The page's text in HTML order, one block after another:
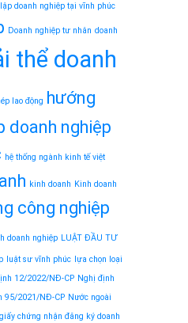
doanh nghiệp tại vĩnh phúc
Doanh nghiệp tư nhân doanh
thể doanh
lao động
hướng
doanh nghiệp
hệ thống ngành kinh tế việt
kinh doanh Kinh doanh
công nghiệp
doanh nghiệp LUẬT ĐẦU TƯ
luật sư vĩnh phúc
lựa chọn loại
12/2022/NĐ-CP Nghị định
95/2021/NĐ-CP Nước ngoài
chứng nhận đăng ký doanh